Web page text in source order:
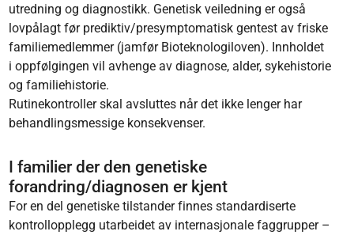
utredning og diagnostikk. Genetisk veiledning er også
lovpålagt før prediktiv/​presymptomatisk gentest av friske
familiemedlemmer (jamfør Bioteknologiloven). Innholdet
i oppfølgingen vil avhenge av diagnose, alder, sykehistorie
og familiehistorie.
Rutinekontroller skal avsluttes når det ikke lenger har
behandlingsmessige konsekvenser.
I familier der den genetiske
forandring/diagnosen er kjent
For en del genetiske tilstander finnes standardiserte
kontrollopplegg utarbeidet av inter­nasjonale faggrupper –